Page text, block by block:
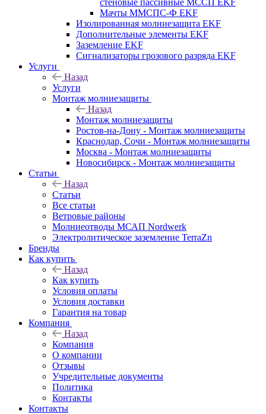
стеновые пассивные МССП EKF
Мачты ММСПС-Ф EKF
Изолированная молниезащита EKF
Дополнительные элементы EKF
Заземление EKF
Сигнализаторы грозового разряда EKF
Услуги
Назад
Услуги
Монтаж молниезащиты
Назад
Монтаж молниезащиты
Ростов-на-Дону - Монтаж молниезащиты
Краснодар, Сочи - Монтаж молниезащиты
Москва - Монтаж молниезащиты
Новосибирск - Монтаж молниезащиты
Статьи
Назад
Статьи
Все статьи
Ветровые районы
Молниеотводы МСАП Nordwerk
Электролитическое заземление TerraZn
Бренды
Как купить
Назад
Как купить
Условия оплаты
Условия доставки
Гарантия на товар
Компания
Назад
Компания
О компании
Отзывы
Учредительные документы
Политика
Контакты
Контакты